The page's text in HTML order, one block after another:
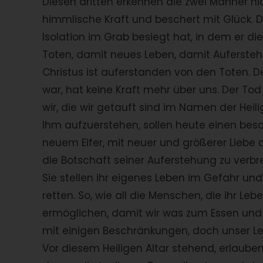
himmlische Kraft und beschert mit Glück.
Isolation im Grab besiegt hat, in dem er
Toten, damit neues Leben, damit
Christus ist auferstanden von den Toten.
war, hat keine Kraft mehr über uns. Der
wir, die wir getauft sind im Namen der
Ihm aufzuerstehen, sollen heute einen
neuem Eifer, mit neuer und größerer
die Botschaft seiner Auferstehung zu
Sie stellen ihr eigenes Leben im Gefahr
retten. So, wie all die Menschen, die ihr
ermöglichen, damit wir was zum Essen
mit einigen Beschränkungen, doch unser
Vor diesem Heiligen Altar stehend,